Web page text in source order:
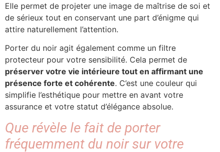
Elle permet de projeter une image de maîtrise de soi et
de sérieux tout en conservant une part d’énigme qui
attire naturellement l’attention.
Porter du noir agit également comme un filtre
protecteur pour votre sensibilité. Cela permet de
préserver votre vie intérieure tout en affirmant une
présence forte et cohérente. C’est une couleur qui
simplifie l’esthétique pour mettre en avant votre
assurance et votre statut d’élégance absolue.
Que révèle le fait de porter
fréquemment du noir sur votre